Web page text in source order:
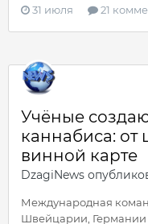
31 июля 21
Учёные
каннабиса: от
винной карте
DzagiNews
Международная
Швейцарии, Германии